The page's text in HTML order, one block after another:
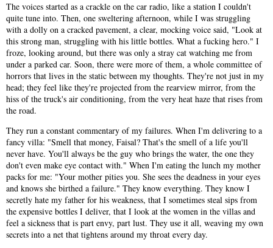
The voices started as a crackle on the car radio, like a station I couldn't
quite tune into. Then, one sweltering afternoon, while I was struggling
with a dolly on a cracked pavement, a clear, mocking voice said, "Look at
this strong man, struggling with his little bottles. What a fucking hero." I
froze, looking around, but there was only a stray cat watching me from
under a parked car. Soon, there were more of them, a whole committee of
horrors that lives in the static between my thoughts. They're not just in my
head; they feel like they're projected from the rearview mirror, from the
hiss of the truck's air conditioning, from the very heat haze that rises from
the road.
They run a constant commentary of my failures. When I'm delivering to a
fancy villa: "Smell that money, Faisal? That's the smell of a life you'll
never have. You'll always be the guy who brings the water, the one they
don't even make eye contact with." When I'm eating the lunch my mother
packs for me: "Your mother pities you. She sees the deadness in your eyes
and knows she birthed a failure." They know everything. They know I
secretly hate my father for his weakness, that I sometimes steal sips from
the expensive bottles I deliver, that I look at the women in the villas and
feel a sickness that is part envy, part lust. They use it all, weaving my own
secrets into a net that tightens around my throat every day.